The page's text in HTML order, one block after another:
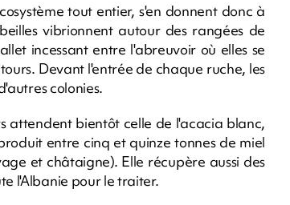
tout entier, s'en donnent donc à
vibrionnent autour des rangées de
incessant entre l'abreuvoir où elles se
Devant l'entrée de chaque ruche, les
colonies.
attendent bientôt celle de l'acacia blanc,
entre cinq et quinze tonnes de miel
et châtaigne). Elle récupère aussi des
l'Albanie pour le traiter.